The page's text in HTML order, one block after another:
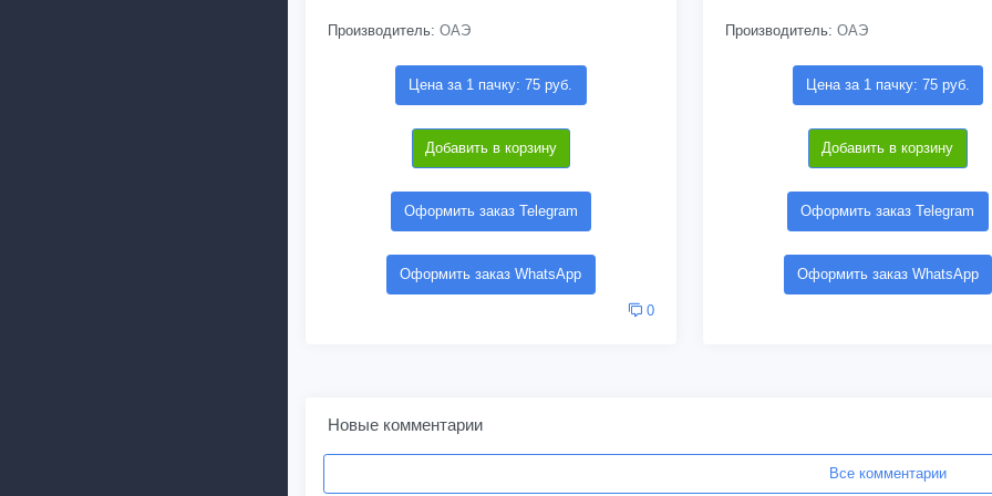
Производитель: ОАЭ
Цена за 1 пачку: 75 руб.
Добавить в корзину
Оформить заказ Telegram
Оформить заказ WhatsApp
0
Производитель: ОАЭ
Цена за 1 пачку: 75 руб.
Добавить в корзину
Оформить заказ Telegram
Оформить заказ WhatsApp
Новые комментарии
Все комментарии